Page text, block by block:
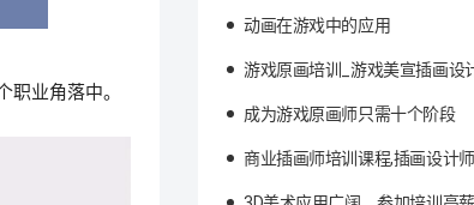
业角落中。
动画在游戏中的应用
游戏原画培训_游戏美宣插画设
成为游戏原画师只需十个阶段
商业插画师培训课程,插画设计